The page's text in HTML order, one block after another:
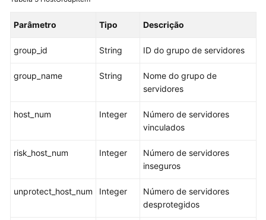
Web
Gerenciamento
tags
alterações
frequentes
Parâmetro Tipo Descrição
group_id String ID do grupo de servidores
group_name String
Nome do grupo de
servidores
host_num Integer
Número de servidores
vinculados
risk_host_num Integer
Número de servidores
inseguros
unprotect_host_num Integer
Número de servidores
desprotegidos